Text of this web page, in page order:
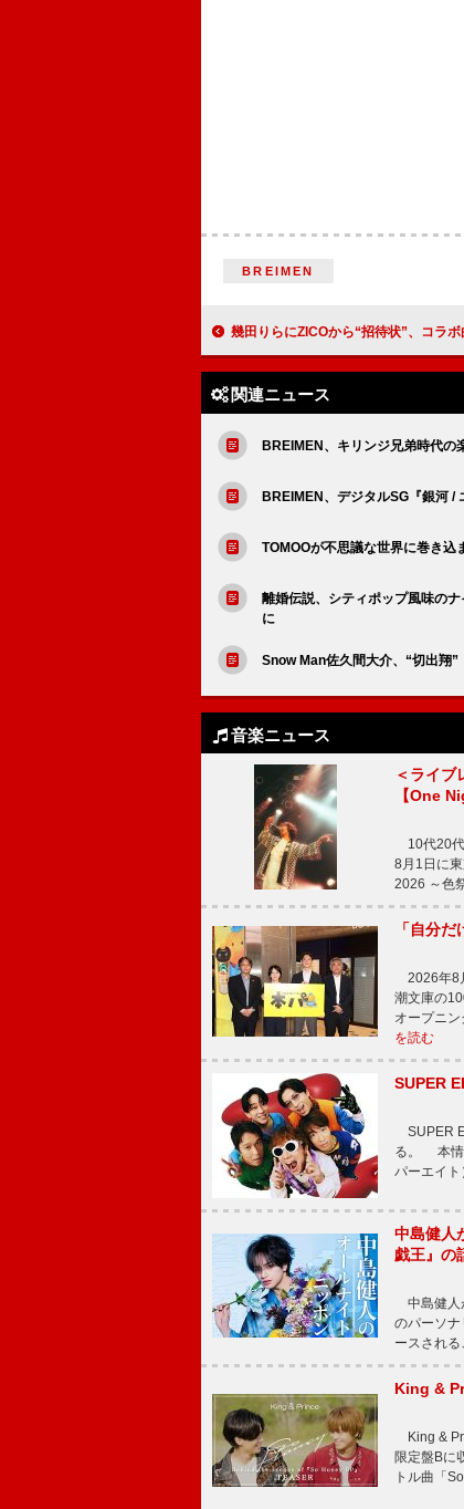
BREIMEN
幾田りらにZICOから“招待状”、コラボ曲「DUET
関連ニュース
BREIMEN、キリンジ兄弟時代の
BREIMEN、デジタルSG『銀河 /
TOMOOが不思議な世界に巻き込
離婚伝説、シティポップ風味の
に
Snow Man佐久間大介、“切出翔
音楽ニュース
＜ライブ
【One
10代20代
8月1日に
2026 ～色
「自分
2026年8
潮文庫の
オープニ
を読む
SUPER
SUPER
る。 本情
パーエイ
中島健人
戯王』の
中島健人
のパーソ
ースされ
King &
King &
限定盤Bに
トル曲「